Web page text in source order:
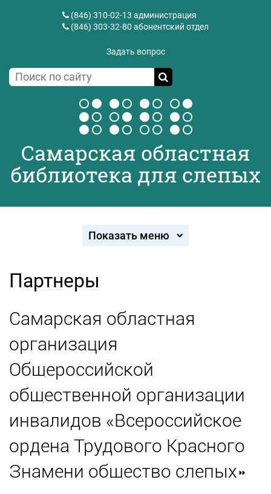
(846) 310-02-13 администрация
(846) 303-32-80 абонентский отдел
Задать вопрос
Самарская областная
библиотека для слепых
Показать меню
Партнеры
Самарская областная
организация
Общероссийской
общественной организации
инвалидов «Всероссийское
ордена Трудового Красного
Знамени общество слепых»